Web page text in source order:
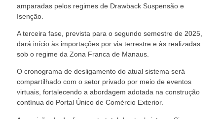
amparadas pelos regimes de Drawback Suspensão e
Isenção.
A terceira fase, prevista para o segundo semestre de 2025,
dará início às importações por via terrestre e às realizadas
sob o regime da Zona Franca de Manaus.
O cronograma de desligamento do atual sistema será
compartilhado com o setor privado por meio de eventos
virtuais, fortalecendo a abordagem adotada na construção
contínua do Portal Único de Comércio Exterior.